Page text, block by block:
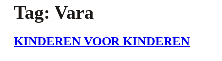
Tag: Vara
KINDEREN VOOR KINDEREN